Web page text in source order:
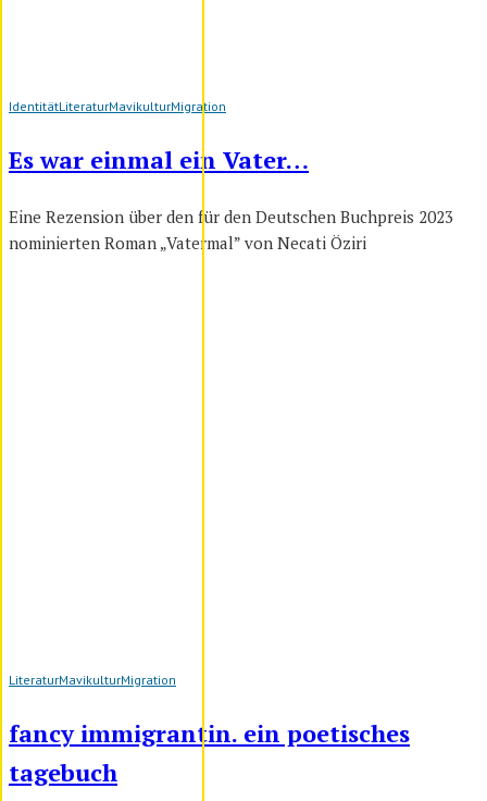
IdentitätLiteraturMavikulturMigration
Es war einmal ein Vater…
Eine Rezension über den für den Deutschen Buchpreis 2023
nominierten Roman „Vatermal” von Necati Öziri
LiteraturMavikulturMigration
fancy immigrantin. ein poetisches
tagebuch